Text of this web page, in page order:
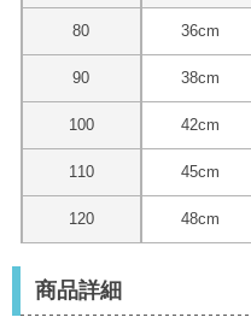
80 36cm
90 38cm
100 42cm
110 45cm
120 48cm
商品詳細